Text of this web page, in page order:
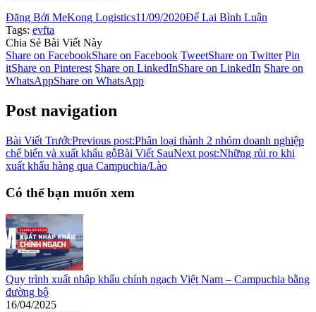
Đăng Bởi MeKong Logistics11/09/2020Để Lại Bình Luận
Tags: evfta
Chia Sẻ Bài Viết Này
Share on FacebookShare on Facebook TweetShare on Twitter Pin
itShare on Pinterest Share on LinkedInShare on LinkedIn Share on
WhatsAppShare on WhatsApp
Post navigation
Bài Viết TrướcPrevious post:Phân loại thành 2 nhóm doanh nghiệp
chế biến và xuất khẩu gỗBài Viết SauNext post:Những rủi ro khi
xuất khẩu hàng qua Campuchia/Lào
Có thể bạn muốn xem
Quy trình xuất nhập khẩu chính ngạch Việt Nam – Campuchia bằng
đường bộ
16/04/2025